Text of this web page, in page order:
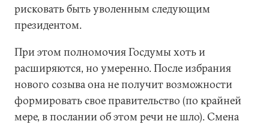
рисковать быть уволенным следующим
президентом.
При этом полномочия Госдумы хоть и
расширяются, но умеренно. После избрания
нового созыва она не получит возможности
формировать свое правительство (по крайней
мере, в послании об этом речи не шло). Смена